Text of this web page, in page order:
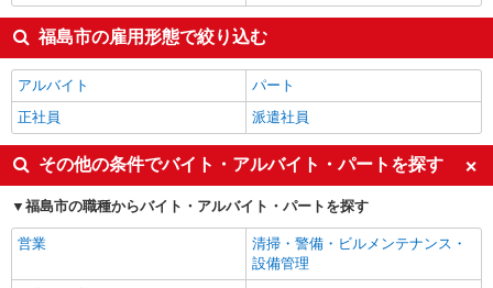
福島市の雇用形態で絞り込む
アルバイト
パート
正社員
派遣社員
その他の条件でバイト・アルバイト・パートを探す
福島市の職種からバイト・アルバイト・パートを探す
営業
清掃・警備・ビルメンテナンス・
設備管理